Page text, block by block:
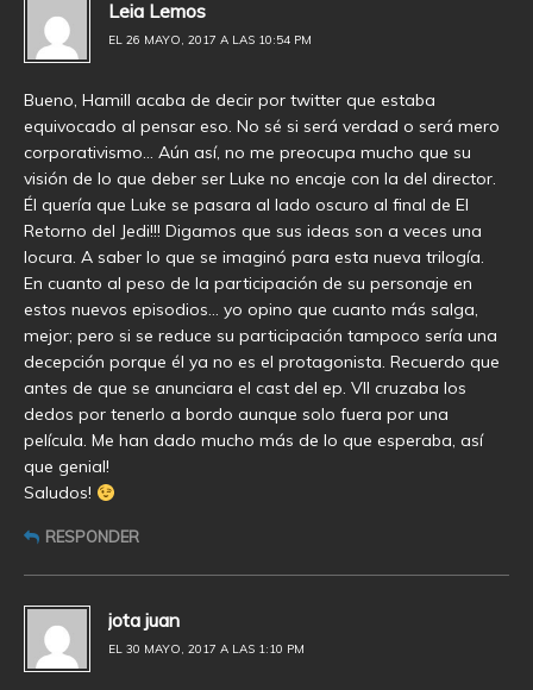
Leia Lemos
EL 26 MAYO, 2017 A LAS 10:54 PM
Bueno, Hamill acaba de decir por twitter que estaba
equivocado al pensar eso. No sé si será verdad o será mero
corporativismo… Aún así, no me preocupa mucho que su
visión de lo que deber ser Luke no encaje con la del director.
Él quería que Luke se pasara al lado oscuro al final de El
Retorno del Jedi!!! Digamos que sus ideas son a veces una
locura. A saber lo que se imaginó para esta nueva trilogía.
En cuanto al peso de la participación de su personaje en
estos nuevos episodios… yo opino que cuanto más salga,
mejor; pero si se reduce su participación tampoco sería una
decepción porque él ya no es el protagonista. Recuerdo que
antes de que se anunciara el cast del ep. VII cruzaba los
dedos por tenerlo a bordo aunque solo fuera por una
película. Me han dado mucho más de lo que esperaba, así
que genial!
Saludos!
RESPONDER
jota juan
EL 30 MAYO, 2017 A LAS 1:10 PM